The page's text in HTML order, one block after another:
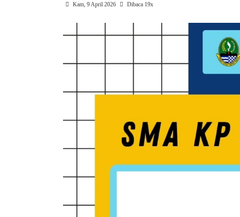
Kam, 9 April 2026 Dibaca 19x